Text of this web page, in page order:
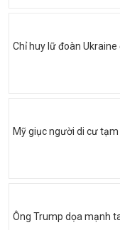
Chỉ huy lữ đoàn
Mỹ giục người di cư
Ông Trump dọa mạnh